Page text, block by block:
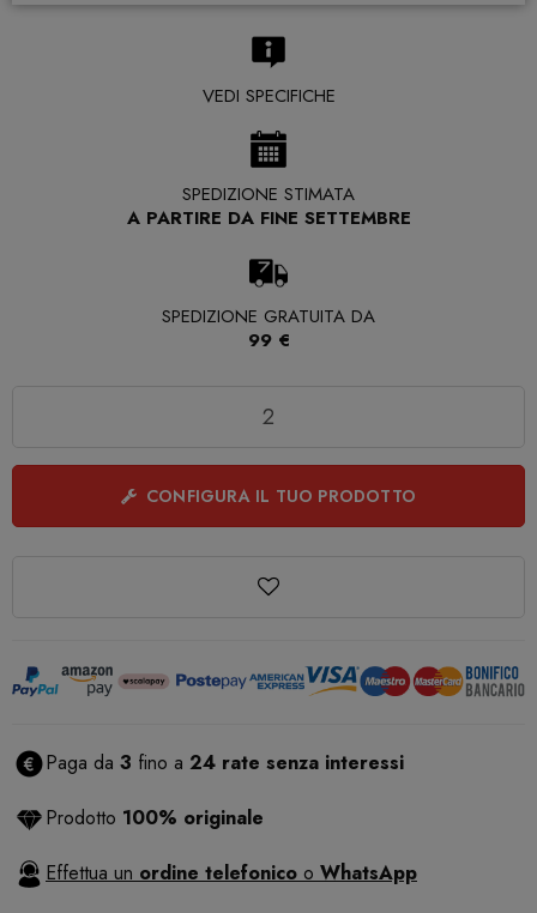
VEDI SPECIFICHE
SPEDIZIONE STIMATA
A PARTIRE DA FINE SETTEMBRE
SPEDIZIONE GRATUITA DA
99 €
CONFIGURA IL TUO PRODOTTO
Paga da 3 fino a 24 rate senza interessi
Prodotto 100% originale
Effettua un ordine telefonico o WhatsApp